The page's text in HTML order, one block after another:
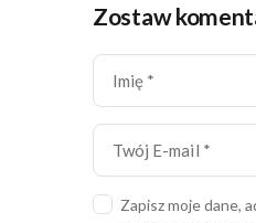
Zostaw
Zapisz moje dane,